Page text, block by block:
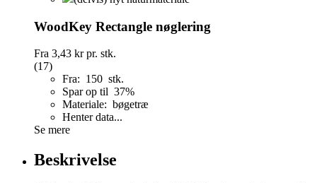
WoodKey Rectangle nøglering
Fra 3,43 krpr. stk.
(17)
Fra: 150 stk.
Spar op til 37%
Materiale: bøgetræ
Henter data...
Se mere
Beskrivelse